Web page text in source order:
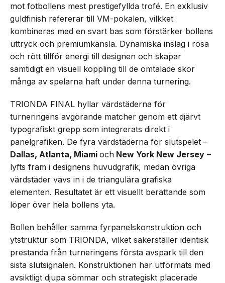
mot fotbollens mest prestigefyllda trofé. En exklusiv
guldfinish refererar till VM-pokalen, vilkket
kombineras med en svart bas som förstärker bollens
uttryck och premiumkänsla. Dynamiska inslag i rosa
och rött tillför energi till designen och skapar
samtidigt en visuell koppling till de omtalade skor
många av spelarna haft under denna turnering.
TRIONDA FINAL hyllar värdstäderna för
turneringens avgörande matcher genom ett djärvt
typografiskt grepp som integrerats direkt i
panelgrafiken. De fyra värdstäderna för slutspelet –
Dallas, Atlanta, Miami och New York New Jersey –
lyfts fram i designens huvudgrafik, medan övriga
värdstäder vävs in i de triangulära grafiska
elementen. Resultatet är ett visuellt berättande som
löper över hela bollens yta.
Bollen behåller samma fyrpanelskonstruktion och
ytstruktur som TRIONDA, vilket säkerställer identisk
prestanda från turneringens första avspark till den
sista slutsignalen. Konstruktionen har utformats med
avsiktligt djupa sömmar och strategiskt placerade